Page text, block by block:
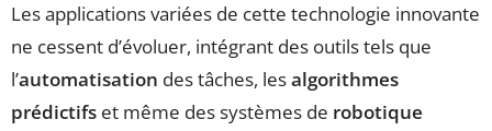
Les applications variées de cette technologie innovante
ne cessent d’évoluer, intégrant des outils tels que
l’automatisation des tâches, lesalgorithmes
prédictifs et même des systèmes de robotique